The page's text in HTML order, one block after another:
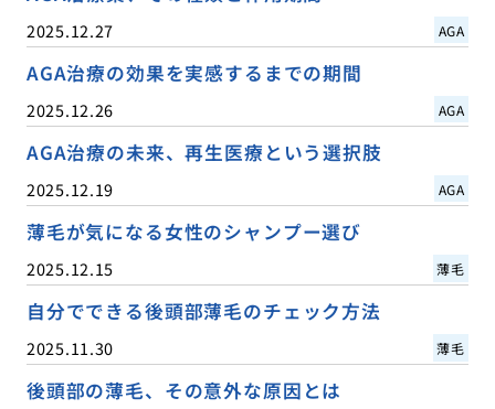
2025.12.27 AGA
AGA治療の効果を実感するまでの期間
2025.12.26 AGA
AGA治療の未来、再生医療という選択肢
2025.12.19 AGA
薄毛が気になる女性のシャンプー選び
2025.12.15 薄毛
自分でできる後頭部薄毛のチェック方法
2025.11.30 薄毛
後頭部の薄毛、その意外な原因とは